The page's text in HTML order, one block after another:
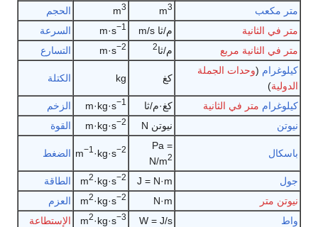
متر مكعب
m3
m3
الحجم
متر في الثانية
م/ثا m/s m·s−1
السرعة
متر في الثانية مربع
م/ثا2
m·s−2
التسارع
كيلوغرام (وحدات الجملة
الدولية)
كغ kg الكتلة
كيلوغرام متر في الثانية كغ·م/ثا m·kg·s−1
الزخم
نيوتن
نيوتن N m·kg·s−2 القوة
باسكال
Pa =
N/m2
m−1 ·kg·s−2 الضغط
جول J = N·m
m2·kg·s−2
الطاقة
نيوتن متر
N·m
m2·kg·s−2
العزم
واط
W = J/s
m2·kg·s−3
الإستطاعة